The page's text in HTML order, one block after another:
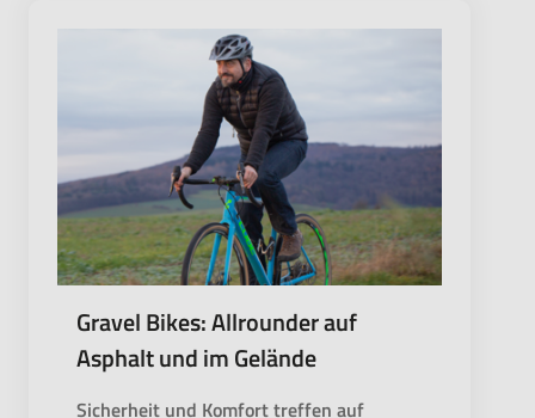
Gravel Bikes: Allrounder auf
Asphalt und im Gelände
Sicherheit und Komfort treffen auf